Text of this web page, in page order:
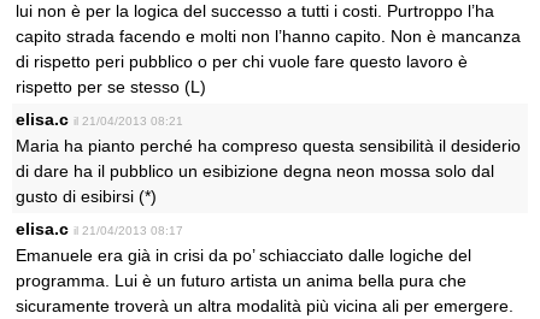
lui non è per la logica del successo a tutti i costi. Purtroppo l’ha
capito strada facendo e molti non l’hanno capito. Non è mancanza
di rispetto peri pubblico o per chi vuole fare questo lavoro è
rispetto per se stesso (L)
elisa.c il 21/04/2013 08:21
Maria ha pianto perché ha compreso questa sensibilità il desiderio
di dare ha il pubblico un esibizione degna neon mossa solo dal
gusto di esibirsi (*)
elisa.c il 21/04/2013 08:17
Emanuele era già in crisi da po’ schiacciato dalle logiche del
programma. Lui è un futuro artista un anima bella pura che
sicuramente troverà un altra modalità più vicina ali per emergere.